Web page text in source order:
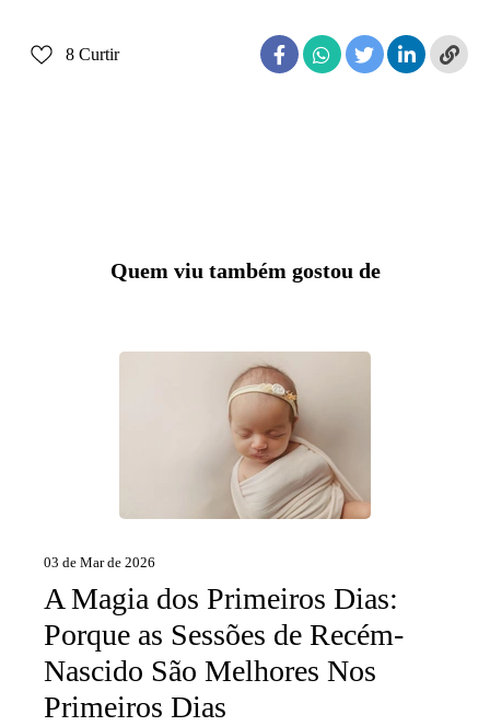
8 Curtir
Quem viu também gostou de
03 de Mar de 2026
A Magia dos Primeiros Dias:
Porque as Sessões de Recém-
Nascido São Melhores Nos
Primeiros Dias